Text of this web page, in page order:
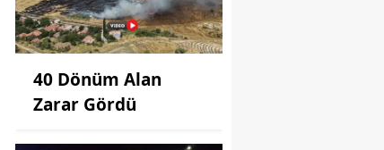
40 Dönüm Alan
Zarar Gördü